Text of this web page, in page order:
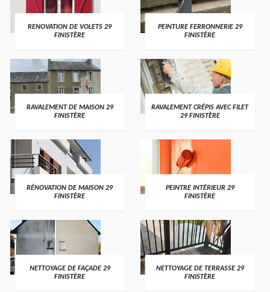
RENOVATION DE VOLETS 29
FINISTÈRE
PEINTURE FERRONNERIE 29
FINISTÈRE
RAVALEMENT DE MAISON 29
FINISTÈRE
RAVALEMENT CRÉPIS AVEC FILET
29 FINISTÈRE
RÉNOVATION DE MAISON 29
FINISTÈRE
PEINTRE INTÉRIEUR 29
FINISTÈRE
NETTOYAGE DE FAÇADE 29
FINISTÈRE
NETTOYAGE DE TERRASSE 29
FINISTÈRE